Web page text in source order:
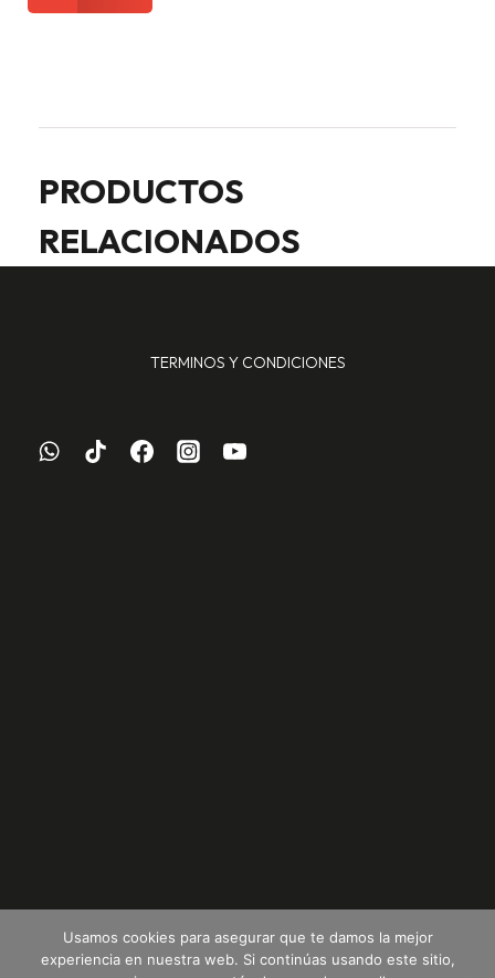
PRODUCTOS
RELACIONADOS
TERMINOS Y CONDICIONES
Usamos cookies para asegurar que te damos la mejor
experiencia en nuestra web. Si continúas usando este sitio,